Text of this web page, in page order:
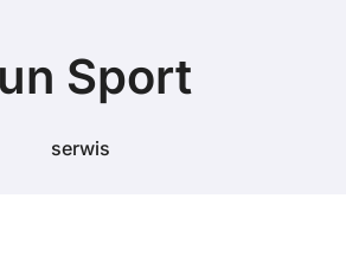
Sport
serwis